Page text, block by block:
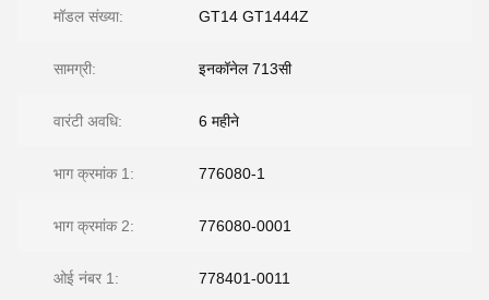
मॉडल संख्या: GT14 GT1444Z
सामग्री: इनकॉनेल 713सी
वारंटी अवधि: 6 महीने
भाग क्रमांक 1: 776080-1
भाग क्रमांक 2: 776080-0001
ओई नंबर 1: 778401-0011